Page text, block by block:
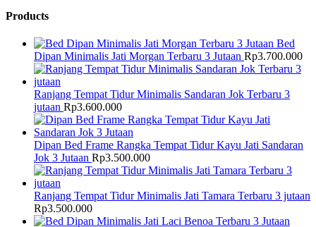
Products
Bed
Dipan Minimalis Jati Morgan Terbaru 3 Jutaan Rp3.700.000
Ranjang Tempat Tidur Minimalis Sandaran Jok Terbaru 3
jutaan Rp3.600.000
Dipan Bed Frame Rangka Tempat Tidur Kayu Jati Sandaran
Jok 3 Jutaan Rp3.500.000
Ranjang Tempat Tidur Minimalis Jati Tamara Terbaru 3 jutaan
Rp3.500.000